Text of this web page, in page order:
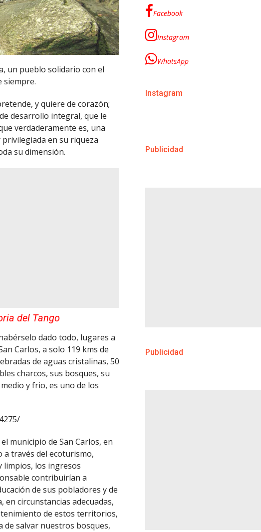
un pueblo solidario con el
siempre.
y quiere de corazón;
desarrollo integral, que le
verdaderamente es, una
en su riqueza
su dimensión.
del Tango
dado todo, lugares a
Carlos, a solo 119 kms de
de aguas cristalinas, 50
charcos, sus bosques, su
y frio, es uno de los
municipio de San Carlos, en
través del ecoturismo,
limpios, los ingresos
contribuirían a
de sus pobladores y de
circunstancias adecuadas,
de estos territorios,
de salvar nuestros bosques,
Facebook
Instagram
WhatsApp
Instagram
Publicidad
Publicidad